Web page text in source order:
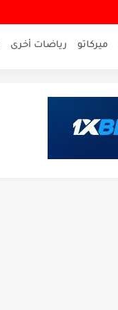
ميركاتو رياضات أخرى